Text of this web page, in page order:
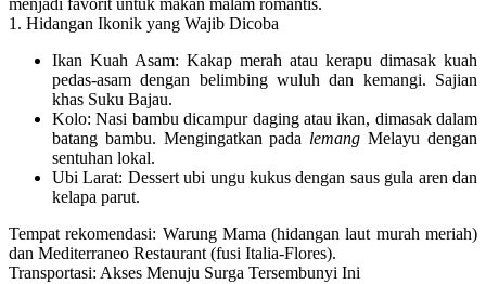
menjadi favorit untuk makan malam romantis.
1. Hidangan Ikonik yang Wajib Dicoba
Ikan Kuah Asam: Kakap merah atau kerapu dimasak kuah
pedas-asam dengan belimbing wuluh dan kemangi. Sajian
khas Suku Bajau.
Kolo: Nasi bambu dicampur daging atau ikan, dimasak dalam
batang bambu. Mengingatkan pada lemang Melayu dengan
sentuhan lokal.
Ubi Larat: Dessert ubi ungu kukus dengan saus gula aren dan
kelapa parut.
Tempat rekomendasi: Warung Mama (hidangan laut murah meriah)
dan Mediterraneo Restaurant (fusi Italia-Flores).
Transportasi: Akses Menuju Surga Tersembunyi Ini